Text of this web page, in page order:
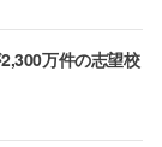
万件の志望校